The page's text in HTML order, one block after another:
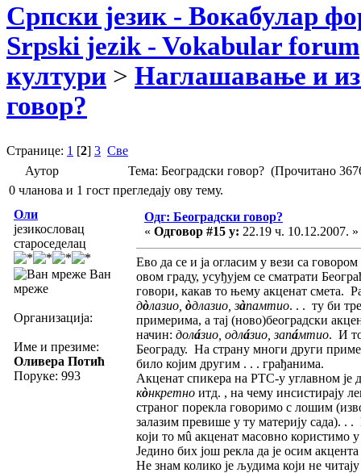
Српски језик - Вокабулар
Srpski jezik - Vokabular forum
култури > Наглашавање и
говор?
Странице: 1 [2] 3 Све
Аутор
Тема: Београдски говор? (Прочитано
0 чланова и 1 гост прегледају ову тему.
Оли
језикословац
староседелац
Ван
мреже
Организација:
Име и презиме:
Оливера Потић
Поруке: 993
Одг: Београдски говор?
« Одговор #15 у: 22.19 ч. 10.12.2007. »
Ево да се и ја огласим у вези са
овом граду, усуђујем се сматрати
говори, какав то њему акценат смета.
дòлазио, òдлазио, зàпамтио. . . ту би
примерима, а тај (ново)београдски
начин: долáзио, одлáзио, запáмтио. И
Београду. На страну многи други
било којим другим . . . грађанима.
Акценат спикера на РТС-у углавном је
кòнкретно итд. , на чему инсистирају
страног порекла говоримо с лошим
залазим превише у ту материју сада). .
који то мû акценат масовно користимо
Једино бих још рекла да је осим
Не знам колико је људима који не